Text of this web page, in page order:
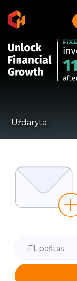
Uždaryta